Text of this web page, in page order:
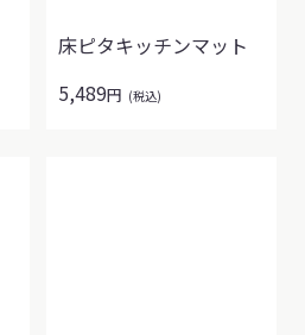
床ピタキッチンマット
5,489円 (税込)